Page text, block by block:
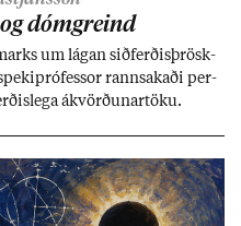
dómgreind
um lág­an sið­ferð­is­þrösk­
rann­sak­aði per­
ákvörð­un­ar­töku.